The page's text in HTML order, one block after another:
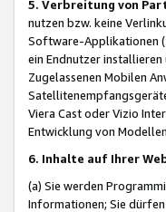
5. Verbreitung von
nutzen bzw. keine
Software-Applikationen
ein Endnutzer
Zugelassenen Mobilen
Viera Cast oder Vizio
Entwicklung von
6. Inhalte auf Ihrer
(a) Sie werden
Informationen; Sie